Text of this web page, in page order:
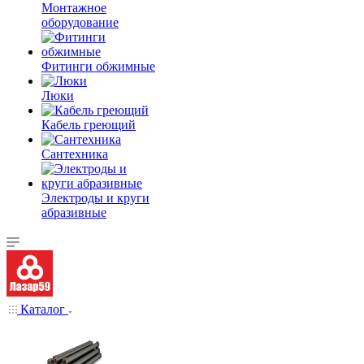
Монтажное
оборудование
Фитинги обжимные
Люки
Кабель греющий
Сантехника
Электроды и круги
абразивные
Каталог